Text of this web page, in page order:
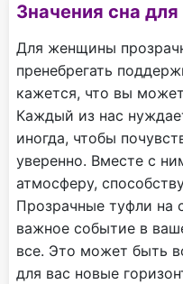
Значения сна
Для женщины
пренебрегать
кажется, что вы
Каждый из нас
иногда, чтобы
уверенно. Вместе с
атмосферу,
Прозрачные туфли на
важное событие в
все. Это может быть
для вас новые